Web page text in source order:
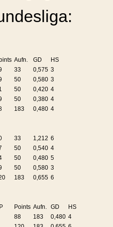
Aufn. GD
HS
33 0,575 3
50 0,580 3
50 0,420 4
50 0,380 4
183 0,480 4
33 1,212 6
50 0,540 4
50 0,480 5
50 0,580 3
183 0,655 6
Points Aufn. GD
HS
88 183 0,480 4